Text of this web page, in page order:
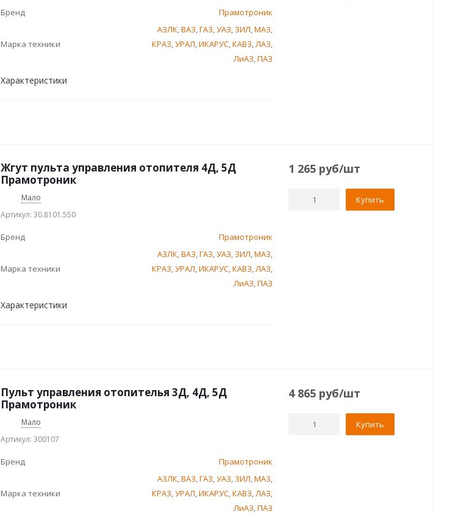
Бренд Прамотроник
Марка техники
АЗЛК,ВАЗ,ГАЗ,УАЗ, ЗИЛ,МАЗ,
КРАЗ,УРАЛ,ИКАРУС,КАВЗ,ЛАЗ,
ЛиАЗ,ПАЗ
Характеристики
Жгут пульта управления отопителя 4Д, 5Д
Прамотроник
Мало
Артикул: 30.8101.550
Бренд Прамотроник
Марка техники
АЗЛК,ВАЗ,ГАЗ,УАЗ, ЗИЛ,МАЗ,
КРАЗ,УРАЛ,ИКАРУС,КАВЗ,ЛАЗ,
ЛиАЗ,ПАЗ
Характеристики
1 265 руб/шт
Купить
Пульт управления отопителья 3Д, 4Д, 5Д
Прамотроник
Мало
Артикул: 300107
Бренд Прамотроник
Марка техники
АЗЛК,ВАЗ,ГАЗ,УАЗ, ЗИЛ,МАЗ,
КРАЗ,УРАЛ,ИКАРУС,КАВЗ,ЛАЗ,
ЛиАЗ,ПАЗ
4 865 руб/шт
Купить